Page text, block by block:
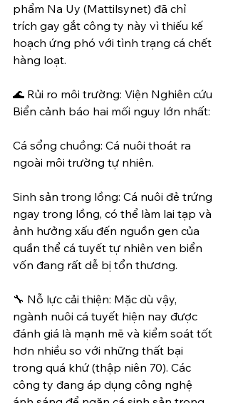
phẩm Na Uy (Mattilsynet) đã chỉ
trích gay gắt công ty này vì thiếu kế
hoạch ứng phó với tình trạng cá chết
hàng loạt.
🌊 Rủi ro môi trường: Viện Nghiên cứu
Biển cảnh báo hai mối nguy lớn nhất:
Cá sổng chuồng: Cá nuôi thoát ra
ngoài môi trường tự nhiên.
Sinh sản trong lồng: Cá nuôi đẻ trứng
ngay trong lồng, có thể làm lai tạp và
ảnh hưởng xấu đến nguồn gen của
quần thể cá tuyết tự nhiên ven biển
vốn đang rất dễ bị tổn thương.
🔧 Nỗ lực cải thiện: Mặc dù vậy,
ngành nuôi cá tuyết hiện nay được
đánh giá là mạnh mẽ và kiểm soát tốt
hơn nhiều so với những thất bại
trong quá khứ (thập niên 70). Các
công ty đang áp dụng công nghệ